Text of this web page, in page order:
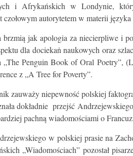
i Afrykańskich w Londynie,
czołowym autorytetem w materii
apologia za niecierpliwe i
dla dociekaṅ naukowych oraz
„The Penguin Book of Oral Poetry”,
z „A Tree for Poverty”.
niepewność polskiej
dokładnie przejść
pachną wiadomościami o
w polskiej prasie na
„Wiadomościach” pozostał